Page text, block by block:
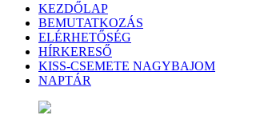
KEZDŐLAP
BEMUTATKOZÁS
ELÉRHETŐSÉG
HÍRKERESŐ
KISS-CSEMETE NAGYBAJOM
NAPTÁR